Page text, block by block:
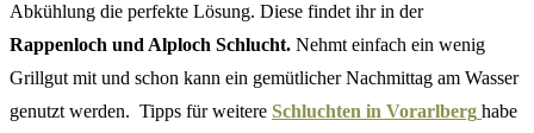
Abkühlung die perfekte Lösung. Diese findet ihr in der
Rappenloch und Alploch Schlucht. Nehmt einfach ein wenig
Grillgut mit und schon kann ein gemütlicher Nachmittag am Wasser
genutzt werden. Tipps für weitere Schluchten in Vorarlberg habe